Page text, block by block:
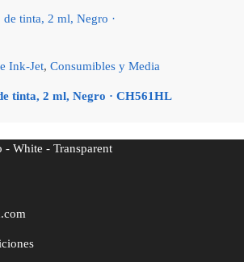
Ink-Jet, Consumibles y Media
tinta, 2 ml, Negro · CH561HL